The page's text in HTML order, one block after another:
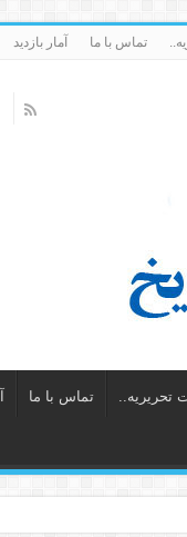
تماس با ما آمار بازدید
تحریریه.. تماس با ما